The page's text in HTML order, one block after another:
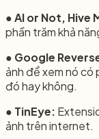
●AI or Not, Hive
phần trăm khả
● Google
ảnh để xem nó có
đó hay không.
● TinEye:
ảnh trên internet.